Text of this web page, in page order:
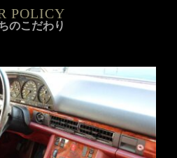
POLICY
のこだわり